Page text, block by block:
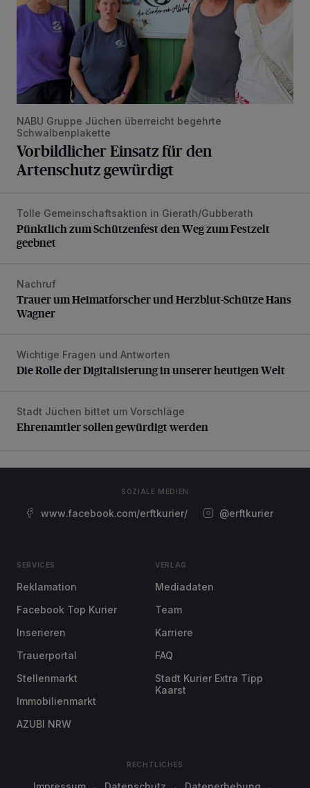
NABU Gruppe Jüchen überreicht begehrte
Schwalbenplakette
Vorbildlicher Einsatz für den
Artenschutz gewürdigt
Pünktlich zum Schützenfest den Weg zum Festzelt
Tolle Gemeinschaftsaktion in Gierath/Gubberath
Pünktlich zum Schützenfest den Weg zum Festzelt
geebnet
Trauer um Heimatforscher und Herzblut-Schütze Hans
Nachruf
Trauer um Heimatforscher und Herzblut-Schütze Hans
Wagner
Die Rolle der Digitalisierung in unserer heutigen Welt
Wichtige Fragen und Antworten
Die Rolle der Digitalisierung in unserer heutigen Welt
Ehrenamtler sollen gewürdigt werden
Stadt Jüchen bittet um Vorschläge
Ehrenamtler sollen gewürdigt werden
SOZIALE MEDIEN
www.facebook.com/erftkurier/ @erftkurier
SERVICES
Reklamation
Facebook Top Kurier
Inserieren
Trauerportal
Stellenmarkt
Immobilienmarkt
AZUBI NRW
VERLAG
Mediadaten
Team
Karriere
FAQ
Stadt Kurier Extra Tipp
Kaarst
RECHTLICHES